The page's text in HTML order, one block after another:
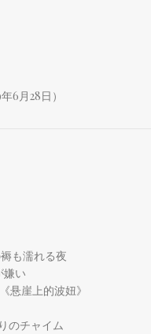
6月28日）
も濡れる夜
嫌い
崖上的波妞》
のチャイム